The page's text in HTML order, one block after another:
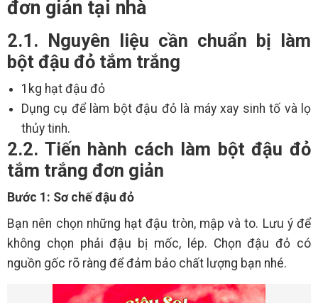
đơn giản tại nhà
2.1. Nguyên liệu cần chuẩn bị làm
bột đậu đỏ tắm trắng
1kg hạt đậu đỏ
Dụng cụ để làm bột đậu đỏ là máy xay sinh tố và lọ
thủy tinh.
2.2. Tiến hành cách làm bột đậu đỏ
tắm trắng đơn giản
Bước 1: Sơ chế đậu đỏ
Bạn nên chọn những hạt đậu tròn, mập và to. Lưu ý để
không chọn phải đậu bị mốc, lép. Chọn đậu đỏ có
nguồn gốc rõ ràng để đảm bảo chất lượng bạn nhé.